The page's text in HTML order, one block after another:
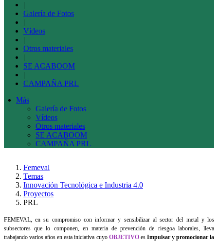
|
Galería de Fotos
|
Vídeos
|
Otros materiales
|
SE ACABOOM
|
CAMPAÑA PRL
Más
Galería de Fotos
Vídeos
Otros materiales
SE ACABOOM
CAMPAÑA PRL
Femeval
Temas
Innovación Tecnológica e Industria 4.0
Proyectos
PRL
FEMEVAL, en su compromiso con informar y sensibilizar al sector del metal y los
subsectores que lo componen, en materia de prevención de riesgoa laborales, lleva
trabajando varios años en esta iniciativa cuyo OBJETIVO esImpulsar y promocionar la